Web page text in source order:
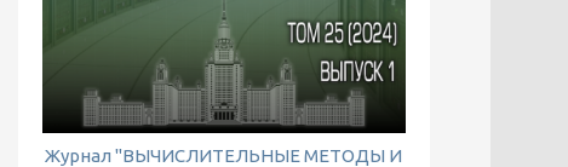
Журнал "ВЫЧИСЛИТЕЛЬНЫЕ МЕТОДЫ И